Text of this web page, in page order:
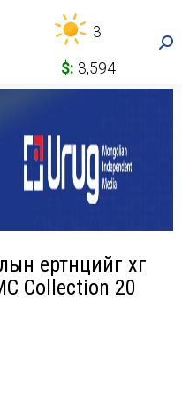
3
$: 3,594
ертөнцийг хөг
Collection 20